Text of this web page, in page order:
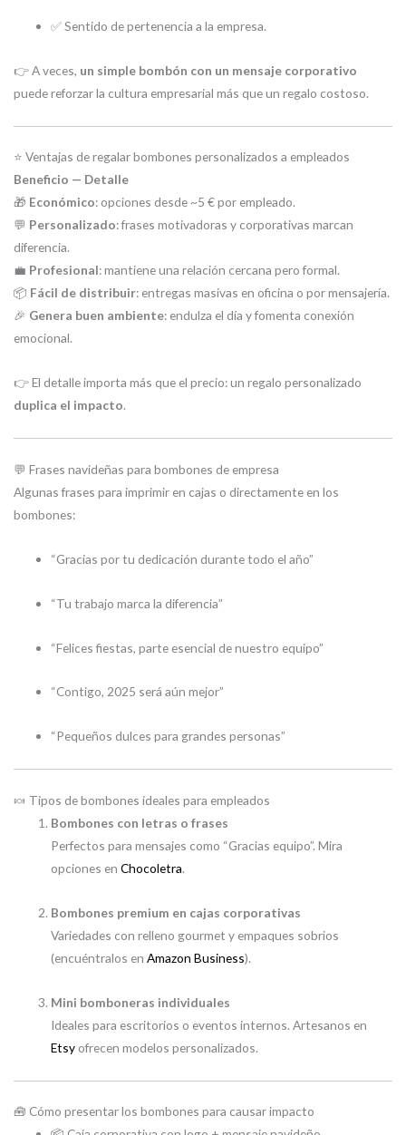
✅ Sentido de pertenencia a la empresa.
👉 A veces, un simple bombón con un mensaje corporativo
puede reforzar la cultura empresarial más que un regalo costoso.
⭐ Ventajas de regalar bombones personalizados a empleados
Beneficio — Detalle
🎁 Económico: opciones desde ~5 € por empleado.
💬 Personalizado: frases motivadoras y corporativas marcan
diferencia.
💼 Profesional: mantiene una relación cercana pero formal.
📦 Fácil de distribuir: entregas masivas en oficina o por mensajería.
🎉 Genera buen ambiente: endulza el día y fomenta conexión
emocional.
👉 El detalle importa más que el precio: un regalo personalizado
duplica el impacto.
💬 Frases navideñas para bombones de empresa
Algunas frases para imprimir en cajas o directamente en los
bombones:
“Gracias por tu dedicación durante todo el año”
“Tu trabajo marca la diferencia”
“Felices fiestas, parte esencial de nuestro equipo”
“Contigo, 2025 será aún mejor”
“Pequeños dulces para grandes personas”
🍬 Tipos de bombones ideales para empleados
Bombones con letras o frases
Perfectos para mensajes como “Gracias equipo”. Mira
opciones enChocoletra.
Bombones premium en cajas corporativas
Variedades con relleno gourmet y empaques sobrios
(encuéntralos enAmazon Business).
Mini bomboneras individuales
Ideales para escritorios o eventos internos. Artesanos en
Etsy ofrecen modelos personalizados.
🧰 Cómo presentar los bombones para causar impacto